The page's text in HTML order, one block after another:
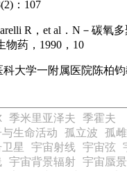
：107
R，et al．N－碳氧
物药，1990，10
科大学一附属医院陈柏
季米里亚泽夫
季霍夫
生命活动
孤立波 孤
星
宇宙射线 宇宙弦
宇宙背景辐射 宇宙蜃景